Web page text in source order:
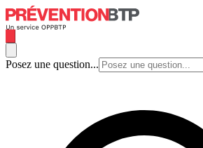
Posez une question...